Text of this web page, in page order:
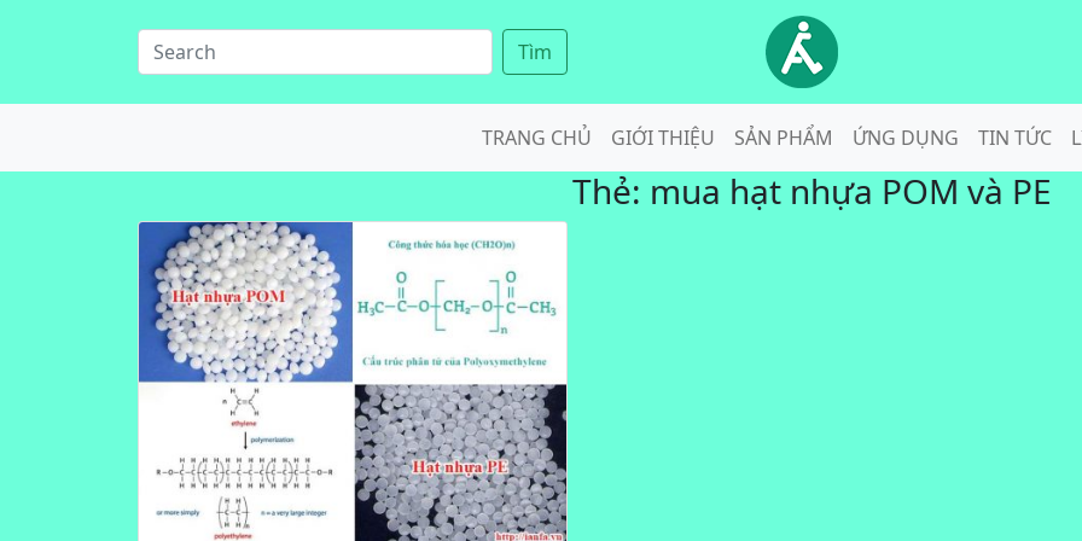
Tìm
TRANG CHỦ GIỚI THIỆU SẢN PHẨM ỨNG DỤNG TIN TỨC
Thẻ: mua hạt nhựa POM và PE